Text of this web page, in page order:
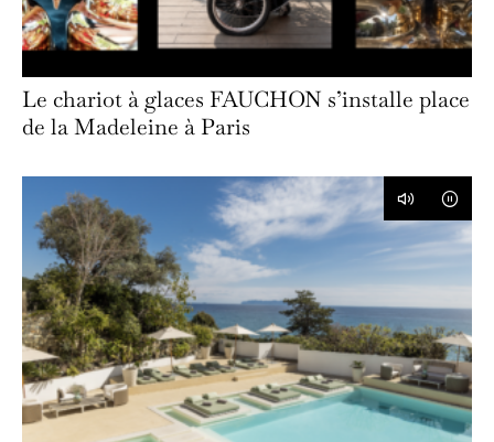
Le chariot à glaces FAUCHON s’installe place
de la Madeleine à Paris